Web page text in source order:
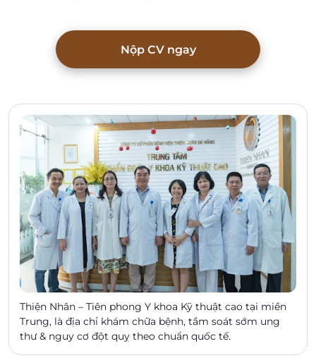
Nộp CV ngay
Thiện Nhân – Tiên phong Y khoa Kỹ thuật cao tại miền
Trung, là địa chỉ khám chữa bệnh, tầm soát sớm ung
thư & nguy cơ đột quỵ theo chuẩn quốc tế.